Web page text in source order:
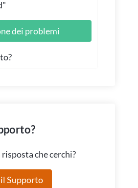
dei problemi
che cerchi?
Supporto